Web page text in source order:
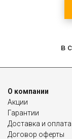
в
О компании
Акции
Гарантии
Доставка и оплата
Договор оферты